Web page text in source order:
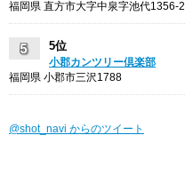
福岡県 直方市大字中泉字池代1356-2
5位
小郡カンツリー倶楽部
福岡県 小郡市三沢1788
@shot_navi からのツイート